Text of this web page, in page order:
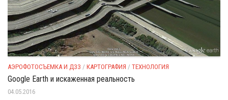
АЭРОФОТОСЪЕМКА И ДЗЗ / КАРТОГРАФИЯ / ТЕХНОЛОГИЯ
Google Earth и искаженная реальность
04.05.2016